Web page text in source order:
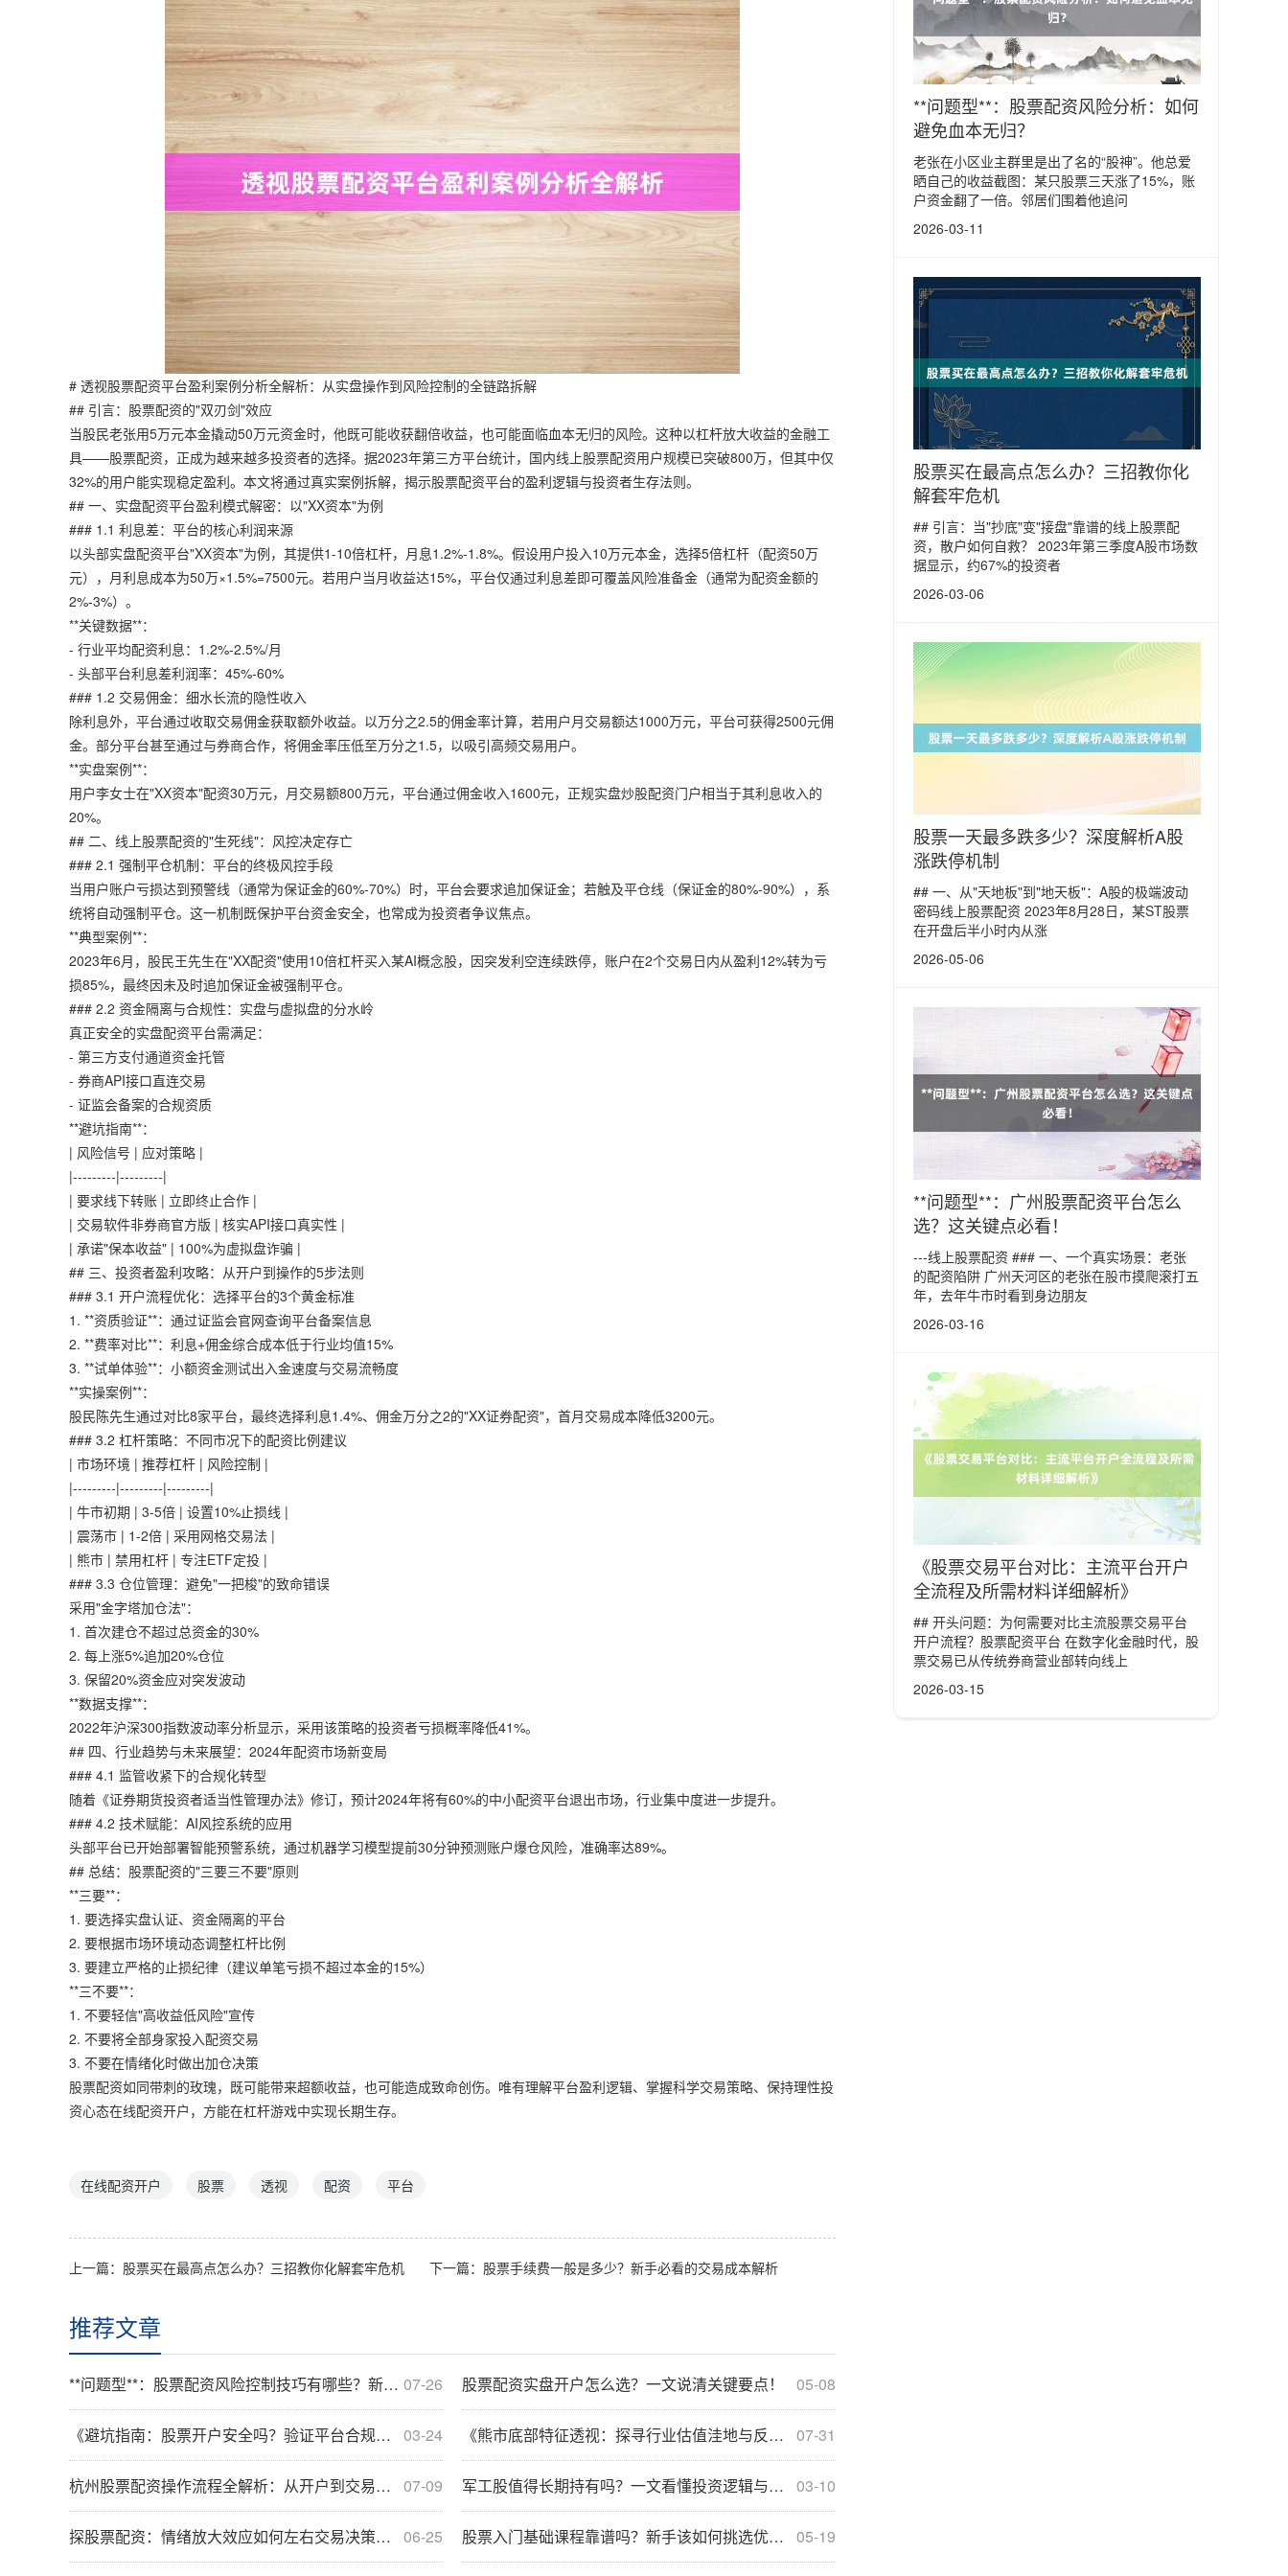
# 透视股票配资平台盈利案例分析全解析：从实盘操作到风险控制的全链路拆解
## 引言：股票配资的"双刃剑"效应
当股民老张用5万元本金撬动50万元资金时，他既可能收获翻倍收益，也可能面临血本无归的风险。这种以杠杆放大收益的金融工
具——股票配资，正成为越来越多投资者的选择。据2023年第三方平台统计，国内线上股票配资用户规模已突破800万，但其中仅
32%的用户能实现稳定盈利。本文将通过真实案例拆解，揭示股票配资平台的盈利逻辑与投资者生存法则。
## 一、实盘配资平台盈利模式解密：以"XX资本"为例
### 1.1 利息差：平台的核心利润来源
以头部实盘配资平台"XX资本"为例，其提供1-10倍杠杆，月息1.2%-1.8%。假设用户投入10万元本金，选择5倍杠杆（配资50万
元），月利息成本为50万×1.5%=7500元。若用户当月收益达15%，平台仅通过利息差即可覆盖风险准备金（通常为配资金额的
2%-3%）。
**关键数据**：
- 行业平均配资利息：1.2%-2.5%/月
- 头部平台利息差利润率：45%-60%
### 1.2 交易佣金：细水长流的隐性收入
除利息外，平台通过收取交易佣金获取额外收益。以万分之2.5的佣金率计算，若用户月交易额达1000万元，平台可获得2500元佣
金。部分平台甚至通过与券商合作，将佣金率压低至万分之1.5，以吸引高频交易用户。
**实盘案例**：
用户李女士在"XX资本"配资30万元，月交易额800万元，平台通过佣金收入1600元， 正规实盘炒股配资门户相当于其利息收入的
20%。
## 二、线上股票配资的"生死线"：风控决定存亡
### 2.1 强制平仓机制：平台的终极风控手段
当用户账户亏损达到预警线（通常为保证金的60%-70%）时，平台会要求追加保证金；若触及平仓线（保证金的80%-90%），系
统将自动强制平仓。这一机制既保护平台资金安全，也常成为投资者争议焦点。
**典型案例**：
2023年6月，股民王先生在"XX配资"使用10倍杠杆买入某AI概念股，因突发利空连续跌停，账户在2个交易日内从盈利12%转为亏
损85%，最终因未及时追加保证金被强制平仓。
### 2.2 资金隔离与合规性：实盘与虚拟盘的分水岭
真正安全的实盘配资平台需满足：
- 第三方支付通道资金托管
- 券商API接口直连交易
- 证监会备案的合规资质
**避坑指南**：
| 风险信号 | 应对策略 |
|---------|---------|
| 要求线下转账 | 立即终止合作 |
| 交易软件非券商官方版 | 核实API接口真实性 |
| 承诺"保本收益" | 100%为虚拟盘诈骗 |
## 三、投资者盈利攻略：从开户到操作的5步法则
### 3.1 开户流程优化：选择平台的3个黄金标准
1. **资质验证**：通过证监会官网查询平台备案信息
2. **费率对比**：利息+佣金综合成本低于行业均值15%
3. **试单体验**：小额资金测试出入金速度与交易流畅度
**实操案例**：
股民陈先生通过对比8家平台，最终选择利息1.4%、佣金万分之2的"XX证券配资"，首月交易成本降低3200元。
### 3.2 杠杆策略：不同市况下的配资比例建议
| 市场环境 | 推荐杠杆 | 风险控制 |
|---------|---------|---------|
| 牛市初期 | 3-5倍 | 设置10%止损线 |
| 震荡市 | 1-2倍 | 采用网格交易法 |
| 熊市 | 禁用杠杆 | 专注ETF定投 |
### 3.3 仓位管理：避免"一把梭"的致命错误
采用"金字塔加仓法"：
1. 首次建仓不超过总资金的30%
2. 每上涨5%追加20%仓位
3. 保留20%资金应对突发波动
**数据支撑**：
2022年沪深300指数波动率分析显示，采用该策略的投资者亏损概率降低41%。
## 四、行业趋势与未来展望：2024年配资市场新变局
### 4.1 监管收紧下的合规化转型
随着《证券期货投资者适当性管理办法》修订，预计2024年将有60%的中小配资平台退出市场，行业集中度进一步提升。
### 4.2 技术赋能：AI风控系统的应用
头部平台已开始部署智能预警系统，通过机器学习模型提前30分钟预测账户爆仓风险，准确率达89%。
## 总结：股票配资的"三要三不要"原则
**三要**：
1. 要选择实盘认证、资金隔离的平台
2. 要根据市场环境动态调整杠杆比例
3. 要建立严格的止损纪律（建议单笔亏损不超过本金的15%）
**三不要**：
1. 不要轻信"高收益低风险"宣传
2. 不要将全部身家投入配资交易
3. 不要在情绪化时做出加仓决策
股票配资如同带刺的玫瑰，既可能带来超额收益，也可能造成致命创伤。唯有理解平台盈利逻辑、掌握科学交易策略、保持理性投
资心态在线配资开户，方能在杠杆游戏中实现长期生存。
在线配资开户 股票 透视 配资 平台
上一篇： 股票买在最高点怎么办？三招教你化解套牢危机 下一篇： 股票手续费一般是多少？新手必看的交易成本解析
推荐文章
07-26
**问题型**：股票配资风险控制技巧有哪些？新手必知的核心要点 05-08
股票配资实盘开户怎么选？一文说清关键要点！
03-24
《避坑指南：股票开户安全吗？验证平台合规性防被骗》 07-31
《熊市底部特征透视：探寻行业估值洼地与反转信号》
07-09
杭州股票配资操作流程全解析：从开户到交易完整指南 03-10
军工股值得长期持有吗？一文看懂投资逻辑与风险
06-25
探股票配资：情绪放大效应如何左右交易决策与市场波动 05-19
股票入门基础课程靠谱吗？新手该如何挑选优质课程？
**问题型**：股票配资风险分析：如何
避免血本无归？
老张在小区业主群里是出了名的“股神”。他总爱
晒自己的收益截图：某只股票三天涨了15%，账
户资金翻了一倍。邻居们围着他追问
2026-03-11
股票买在最高点怎么办？三招教你化
解套牢危机
## 引言：当"抄底"变"接盘"靠谱的线上股票配
资，散户如何自救？ 2023年第三季度A股市场数
据显示，约67%的投资者
2026-03-06
股票一天最多跌多少？深度解析A股
涨跌停机制
## 一、从"天地板"到"地天板"：A股的极端波动
密码线上股票配资 2023年8月28日，某ST股票
在开盘后半小时内从涨
2026-05-06
**问题型**：广州股票配资平台怎么
选？这关键点必看！
---线上股票配资 ### 一、一个真实场景：老张
的配资陷阱 广州天河区的老张在股市摸爬滚打五
年，去年牛市时看到身边朋友
2026-03-16
《股票交易平台对比：主流平台开户
全流程及所需材料详细解析》
## 开头问题：为何需要对比主流股票交易平台
开户流程？股票配资平台 在数字化金融时代，股
票交易已从传统券商营业部转向线上
2026-03-15